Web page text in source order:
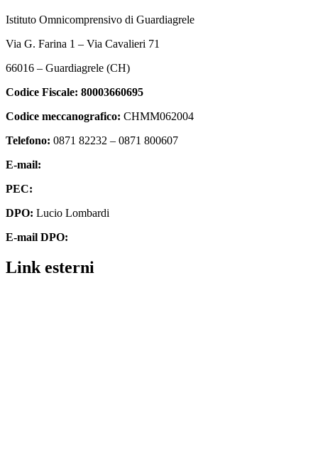
Istituto Omnicomprensivo di Guardiagrele
Via G. Farina 1 – Via Cavalieri 71
66016 – Guardiagrele (CH)
Codice Fiscale: 80003660695
Codice meccanografico: CHMM062004
Telefono: 0871 82232 – 0871 800607
E-mail:
PEC:
DPO: Lucio Lombardi
E-mail DPO:
Link esterni